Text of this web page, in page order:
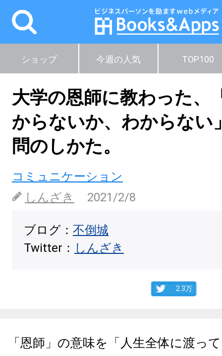
ショップ 今週の人気 TOP100
大学の恩師に教わった、
からないか、わからない
問のしかた。
コミュニケーション
しんざき
2021/2/8
ブログ： 不倒城
Twitter： しんざき
2.3万
「恩師」の意味を「人生全体に渡っ